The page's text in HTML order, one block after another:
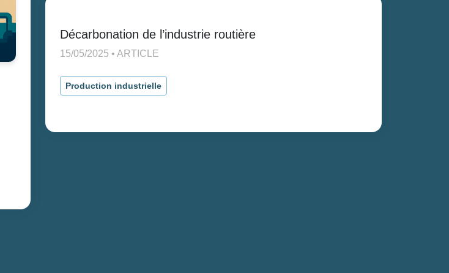
Décarbonation de l’industrie routière
15/05/2025 • ARTICLE
Production industrielle